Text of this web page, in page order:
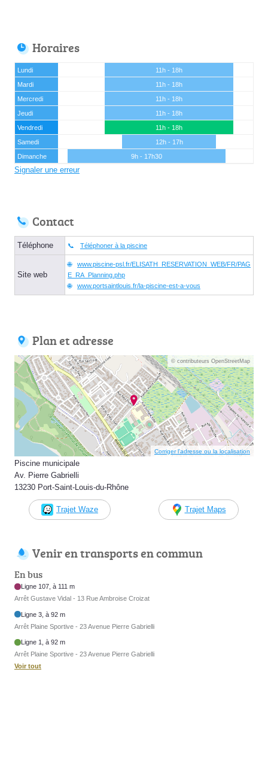
Horaires
Lundi
11h - 18h
Mardi
11h - 18h
Mercredi
11h - 18h
Jeudi
11h - 18h
Vendredi
11h - 18h
Samedi
12h - 17h
Dimanche
9h - 17h30
Signaler une erreur
Contact
Téléphone Téléphoner à la piscine
Site web
www.piscine-psl.fr/ELISATH_RESERVATION_WEB/FR/PAG
E_RA_Planning.php
www.portsaintlouis.fr/la-piscine-est-a-vous
Plan et adresse
© contributeurs OpenStreetMap
Corriger l’adresse ou la localisation
Piscine municipale
Av. Pierre Gabrielli
13230 Port-Saint-Louis-du-Rhône
Trajet Waze Trajet Maps
Venir en transports en commun
En bus
Ligne 107, à 111 m
Arrêt Gustave Vidal - 13 Rue Ambroise Croizat
Ligne 3, à 92 m
Arrêt Plaine Sportive - 23 Avenue Pierre Gabrielli
Ligne 1, à 92 m
Arrêt Plaine Sportive - 23 Avenue Pierre Gabrielli
Voir tout